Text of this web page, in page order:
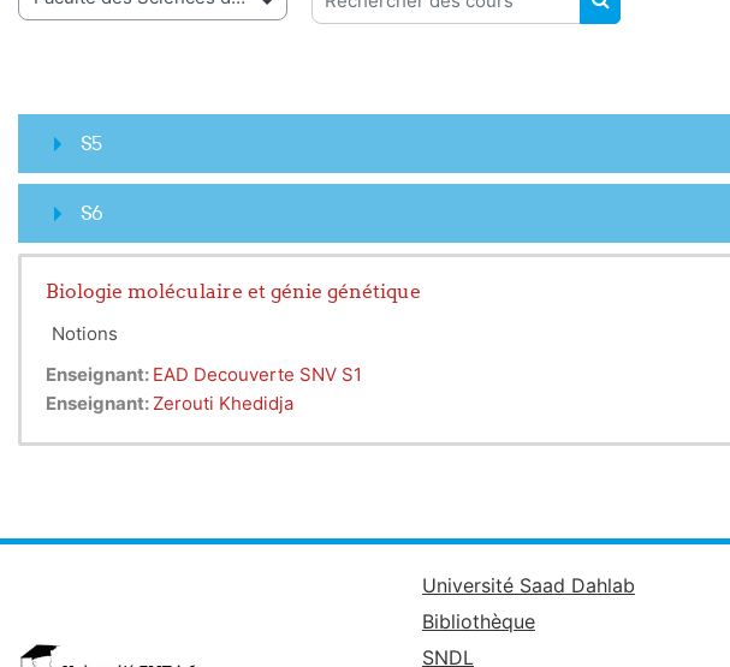
Rechercher des cours
RECHERCHER
S5
S6
Biologie moléculaire et génie génétique
Notions
Enseignant: EAD Decouverte SNV S1
Enseignant: Zerouti Khedidja
Université Saad Dahlab
Bibliothèque
SNDL